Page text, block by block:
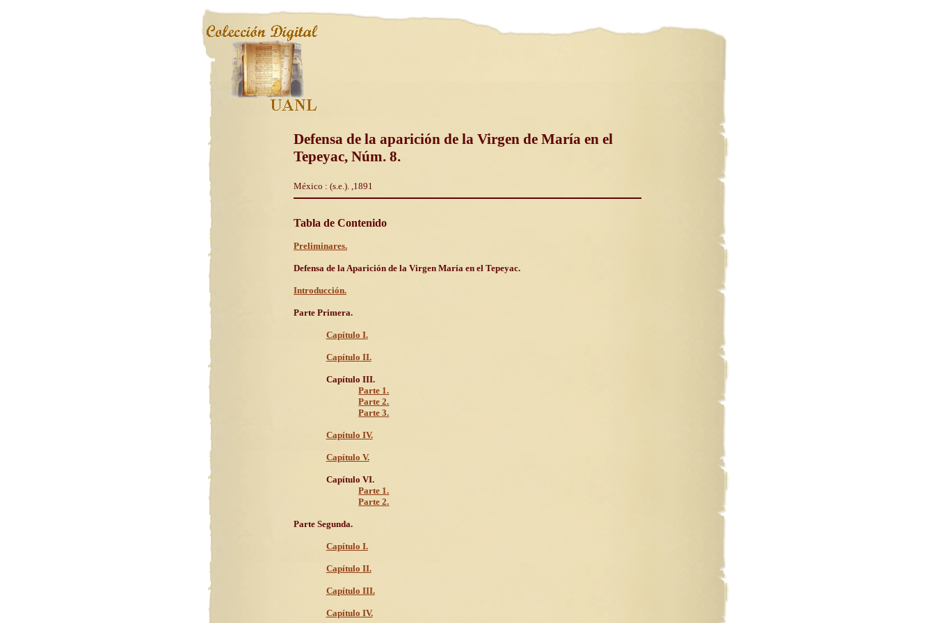
Defensa de la aparición de la Virgen de María en el
Tepeyac, Núm. 8.
México : (s.e.). ,1891
Tabla de Contenido
Preliminares.
Defensa de la Aparición de la Virgen María en el Tepeyac.
Introducción.
Parte Primera.
Capítulo I.
Capítulo II.
Capítulo III.
Parte 1.
Parte 2.
Parte 3.
Capítulo IV.
Capítulo V.
Capítulo VI.
Parte 1.
Parte 2.
Parte Segunda.
Capítulo I.
Capítulo II.
Capítulo III.
Capítulo IV.